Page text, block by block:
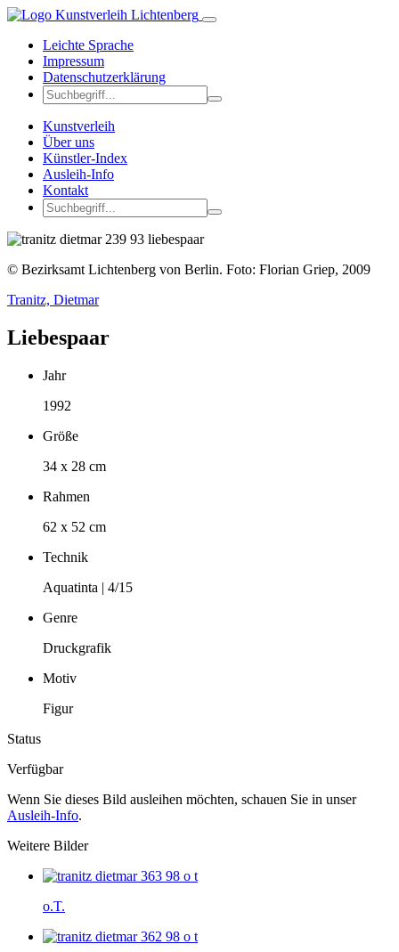
Leichte Sprache
Impressum
Datenschutzerklärung
Kunstverleih
Über uns
Künstler-Index
Ausleih-Info
Kontakt
© Bezirksamt Lichtenberg von Berlin. Foto: Florian Griep, 2009
Tranitz, Dietmar
Liebespaar
Jahr
1992
Größe
34 x 28 cm
Rahmen
62 x 52 cm
Technik
Aquatinta | 4/15
Genre
Druckgrafik
Motiv
Figur
Status
Verfügbar
Wenn Sie dieses Bild ausleihen möchten, schauen Sie in unser
Ausleih-Info.
Weitere Bilder
o.T.